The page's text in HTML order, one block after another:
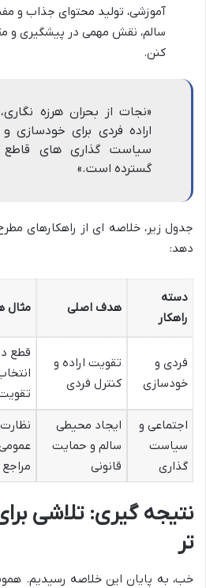
آموزشی، تولید محتوای جذاب و
سالم، نقش مهمی در پیشگیری و
کنن.
«نجات از بحران هرزه نگاری،
اراده فردی برای خودسازی
سیاست گذاری های
گسترده است.»
جدول زیر، خلاصه ای از راهکارهای
دهد:
دسته
راهکار
هدف اصلی مثال
فردی و
خودسازی
تقویت اراده و
کنترل فردی
قطع
اجتماعی و
سیاست
گذاری
ایجاد محیطی
سالم و حمایت
قانونی
مراجع
نتیجه گیری: تلاشی
تر
خب، به پایان این خلاصه رسیدیم.